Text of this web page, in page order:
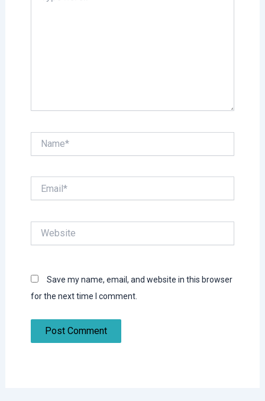
Save my name, email, and website in this browser
for the next time I comment.